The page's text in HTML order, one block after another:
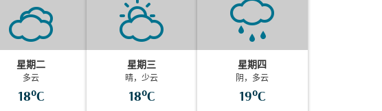
星期二
多云
18°C
星期三
晴，少云
18°C
星期四
阴，多云
19°C